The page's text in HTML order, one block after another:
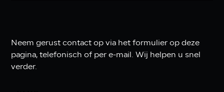
Neem gerust contact op via het formulier op deze
pagina, telefonisch of per e-mail. Wij helpen u snel
verder.